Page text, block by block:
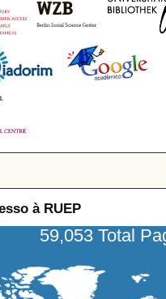
à RUEP
59,053 Total